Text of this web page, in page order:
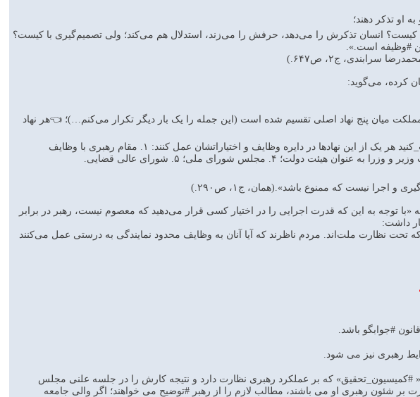
او تذکر دهند؛
كيست؟ انسان تذكرش را مى‌‏دهد، حرفش را مى‏‌زند، استدلال هم مى‌‏كند؛ ولى تصميم‏‌گيرى با كيست؟
#وظيفه است.».
سرابندی، ج۲، ص۶۴۷.)
کرده، می‌‌گوید:
میان پنج نهاد اصلی تقسیم شده است (این جمله را یک بار دیگر تکرار می‌کنم…)؛ 👈هر نهاد
و شما امت قهرمان یک وظیفه دارید و آن این‌که با وجدان بیدار و آگاهتان #مراقبت_کنید هر یک از این نهادها در دایره وظایف و اختیاراتشان عمل کنند: ۱. مقام رهبری با وظایف
اجرا نیست که ممنوع باشد». ‏(همان، ج۱، ص۲۹۰.)
توجه به اين كه قدرت اجرايی را در اختيار كسی قرار می‌دهيد كه معصوم نيست، رهبر در برابر
داشت:
نظارت ملت‌اند. مردم ناظرند كه آيا آنان به وظايف محدود نمايندگی به درستی عمل می‌كنند
#کمیسیون_تحقیق» که بر عملکرد رهبری نظارت دارد و نتیجه کارش را در جلسه علنی مجلس
بر شئون رهبری او می باشند، مطالب لازم را از رهبر #توضیح می خواهند؛ اگر والی جامعه